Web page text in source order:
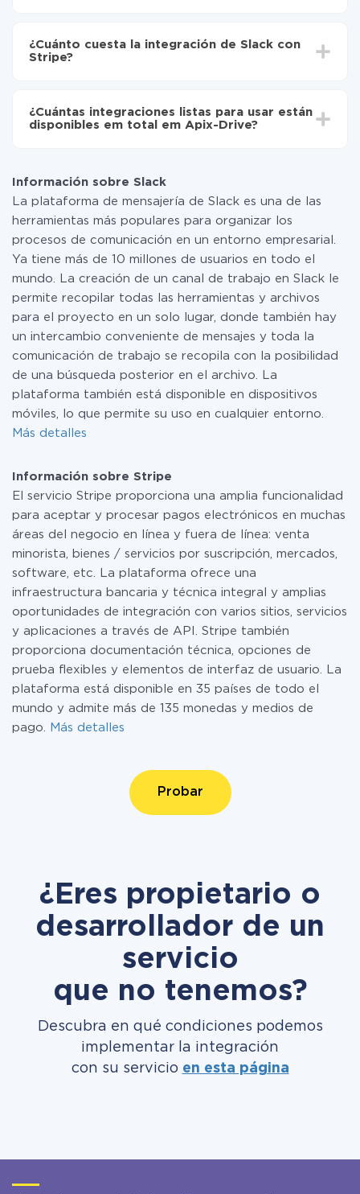
de Slack a Stripe
oscilar entre 5 y 30 minutos. En promedio, la
configuración tarda entre 10 y 15 minutos.
¿Cuánto cuesta la integración de Slack con
Stripe?
tarifas. Usted solo paga por la cantidad de datos que
realmente se transfieren de uno de sus sistemas a otro
manera segura un plan de tarifa gratuita o cambiar a
uno de pago, si es necesario. Más detalles sobre
tarifas.
¿Cuántas integraciones listas para usar están
disponibles em total em Apix-Drive?
Información sobre Slack
La plataforma de mensajería de Slack es una de las
herramientas más populares para organizar los
procesos de comunicación en un entorno empresarial.
Ya tiene más de 10 millones de usuarios en todo el
mundo. La creación de un canal de trabajo en Slack le
permite recopilar todas las herramientas y archivos
para el proyecto en un solo lugar, donde también hay
un intercambio conveniente de mensajes y toda la
comunicación de trabajo se recopila con la posibilidad
de una búsqueda posterior en el archivo. La
plataforma también está disponible en dispositivos
móviles, lo que permite su uso en cualquier entorno.
Más detalles
Información sobre Stripe
El servicio Stripe proporciona una amplia funcionalidad
para aceptar y procesar pagos electrónicos en muchas
áreas del negocio en línea y fuera de línea: venta
minorista, bienes / servicios por suscripción, mercados,
software, etc. La plataforma ofrece una
infraestructura bancaria y técnica integral y amplias
oportunidades de integración con varios sitios, servicios
y aplicaciones a través de API. Stripe también
proporciona documentación técnica, opciones de
prueba flexibles y elementos de interfaz de usuario. La
plataforma está disponible en 35 países de todo el
mundo y admite más de 135 monedas y medios de
pago.
Más detalles
Probar
¿Eres propietario o
desarrollador de un
servicio
que no tenemos?
Descubra en qué condiciones podemos
implementar la integración
con su servicio en esta página